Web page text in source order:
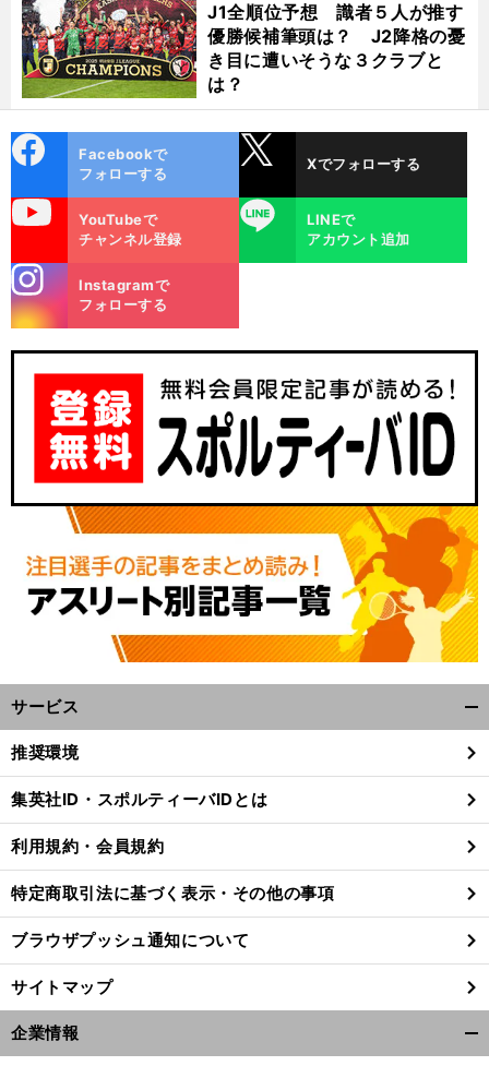
前
J1全順位予想 識者５人が推す
優勝候補筆頭は？ J2降格の憂
き目に遭いそうな３クラブと
は？
ok
Facebookで
フォローする
Xでフォローする
YouTubeで
チャンネル登録
LINE
LINEで
アカウント追加
m
Instagramで
フォローする
サービス
閉
る
推奨環境
集英社ID・スポルティーバIDとは
利用規約・会員規約
特定商取引法に基づく表示・その他の事項
ブラウザプッシュ通知について
サイトマップ
企業情報